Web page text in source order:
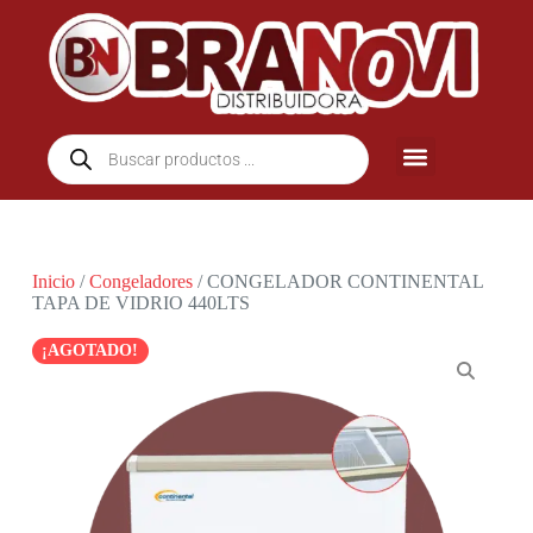
Inicio/Congeladores/ CONGELADOR CONTINENTAL
TAPA DE VIDRIO 440LTS
¡AGOTADO!